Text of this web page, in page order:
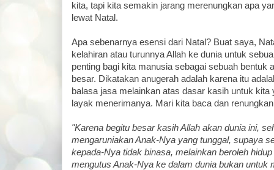
kita, tapi kita semakin jarang merenungkan apa
lewat Natal.
Apa sebenarnya esensi dari Natal? Buat saya,
kelahiran atau turunnya Allah ke dunia untuk
penting bagi kita manusia sebagai sebuah bentuk
besar. Dikatakan anugerah adalah karena itu
balasa jasa melainkan atas dasar kasih untuk kita
layak menerimanya. Mari kita baca dan
"Karena begitu besar kasih Allah akan dunia ini,
mengaruniakan Anak-Nya yang tunggal, supaya
kepada-Nya tidak binasa, melainkan beroleh
mengutus Anak-Nya ke dalam dunia bukan untuk